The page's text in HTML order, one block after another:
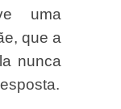
uma
que a
nunca